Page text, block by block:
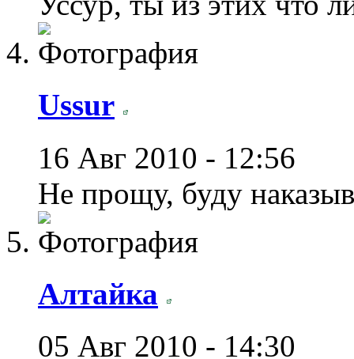
Ussur
16 Авг 2010 - 12:56
Не прощу, буду
Алтайка
05 Авг 2010 - 14:30